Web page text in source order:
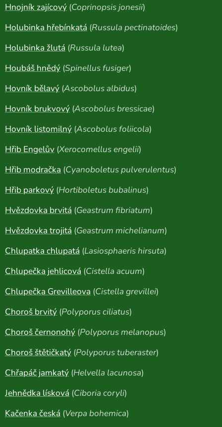
Hnojník zajícový (Coprinopsis jonesii)
Holubinka hřebínkatá (Russula pectinatoides)
Holubinka žlutá (Russula lutea)
Houbáš hnědý (Spinellus fusiger)
Hovník bělavý (Ascobolus albidus)
Hovník brukvový (Ascobolus bressicae)
Hovník listomilný (Ascobolus foliicola)
Hřib Engelův (Xerocomellus engelii)
Hřib modračka (Cyanoboletus pulverulentus)
Hřib parkový (Hortiboletus bubalinus)
Hvězdovka brvitá (Geastrum fibriatum)
Hvězdovka trojitá (Geastrum michelianum)
Chlupatka chlupatá (Lasiosphaeris hirsuta)
Chlupečka jehlicová (Cistella acuum)
Chlupečka Grevilleova (Cistella grevillei)
Choroš brvitý (Polyporus ciliatus)
Choroš černonohý (Polyporus melanopus)
Choroš štětičkatý (Polyporus tuberaster)
Chřapáč jamkatý (Helvella lacunosa)
Jehnědka lísková (Ciboria coryli)
Kačenka česká (Verpa bohemica)